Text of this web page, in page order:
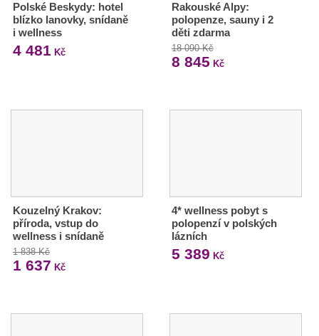
Polské Beskydy: hotel
blízko lanovky, snídaně
i wellness
4 481 Kč
Rakouské Alpy:
polopenze, sauny i 2
děti zdarma
18 090 Kč
8 845 Kč
Kouzelný Krakov:
příroda, vstup do
wellness i snídaně
1 838 Kč
1 637 Kč
4* wellness pobyt s
polopenzí v polských
lázních
5 389 Kč